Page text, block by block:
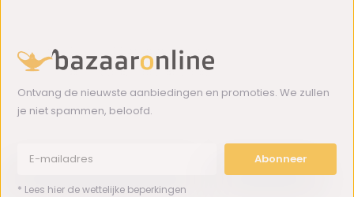
Ontvang de nieuwste aanbiedingen en promoties. We zullen
je niet spammen, beloofd.
Abonneer
* Lees hier de wettelijke beperkingen